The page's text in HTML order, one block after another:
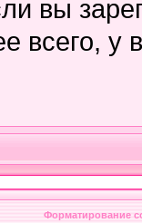
вы
всего,
Форматирование